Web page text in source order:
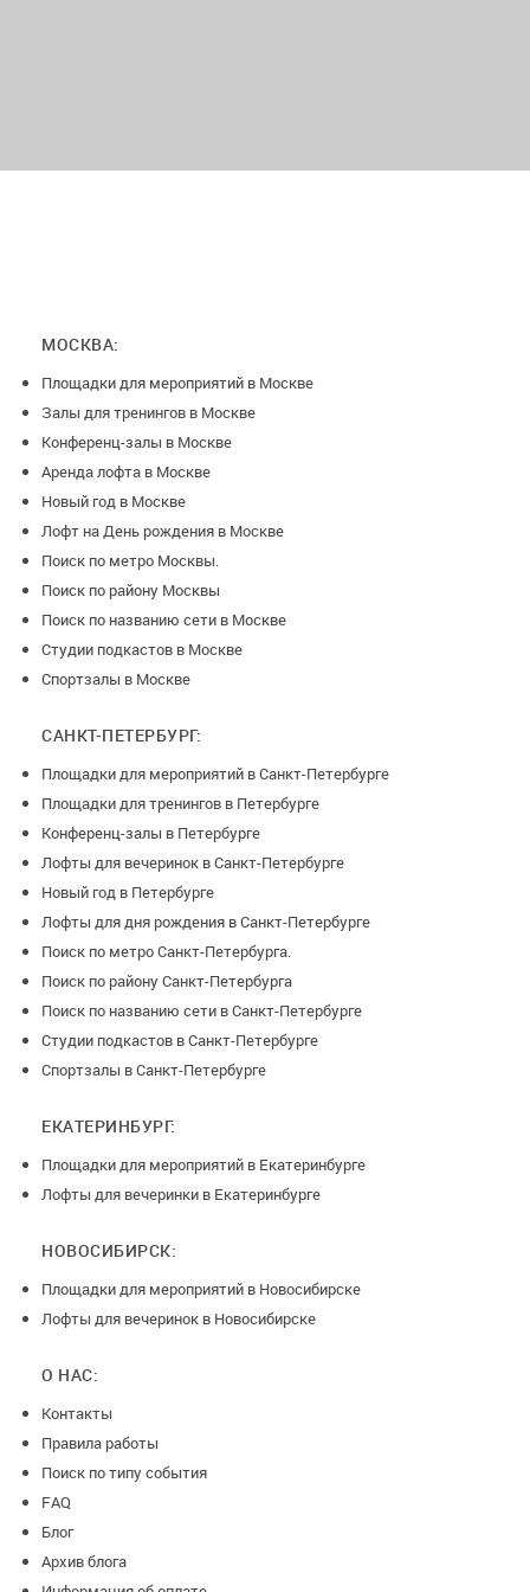
МОСКВА:
Площадки для мероприятий в Москве
Залы для тренингов в Москве
Конференц-залы в Москве
Аренда лофта в Москве
Новый год в Москве
Лофт на День рождения в Москве
Поиск по метро Москвы.
Поиск по району Москвы
Поиск по названию сети в Москве
Студии подкастов в Москве
Спортзалы в Москве
САНКТ-ПЕТЕРБУРГ:
Площадки для мероприятий в Санкт-Петербурге
Площадки для тренингов в Петербурге
Конференц-залы в Петербурге
Лофты для вечеринок в Санкт-Петербурге
Новый год в Петербурге
Лофты для дня рождения в Санкт-Петербурге
Поиск по метро Санкт-Петербурга.
Поиск по району Санкт-Петербурга
Поиск по названию сети в Санкт-Петербурге
Студии подкастов в Санкт-Петербурге
Спортзалы в Санкт-Петербурге
ЕКАТЕРИНБУРГ:
Площадки для мероприятий в Екатеринбурге
Лофты для вечеринки в Екатеринбурге
НОВОСИБИРСК:
Площадки для мероприятий в Новосибирске
Лофты для вечеринок в Новосибирске
О НАС:
Контакты
Правила работы
Поиск по типу события
FAQ
Блог
Архив блога